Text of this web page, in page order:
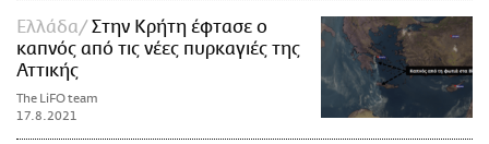
Ελλάδα
Στην Κρήτη έφτασε ο
καπνός από τις νέες πυρκαγιές της
Αττικής
The LiFO team
17.8.2021